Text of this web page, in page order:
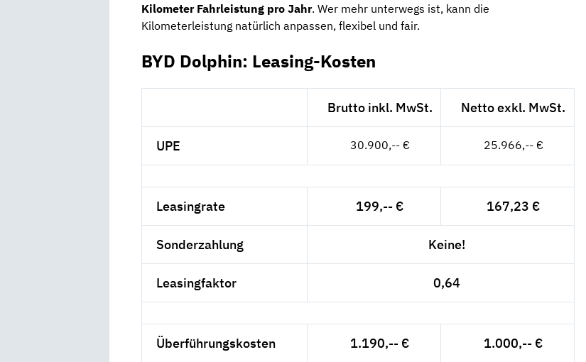
Kilometer Fahrleistung pro Jahr. Wer mehr unterwegs ist, kann die
Kilometerleistung natürlich anpassen, flexibel und fair.
BYD Dolphin: Leasing-Kosten
Brutto inkl. MwSt. Netto exkl. MwSt.
UPE 30.900,-- € 25.966,-- €
Leasingrate 199,-- € 167,23 €
Sonderzahlung Keine!
Leasingfaktor 0,64
Überführungskosten 1.190,-- € 1.000,-- €